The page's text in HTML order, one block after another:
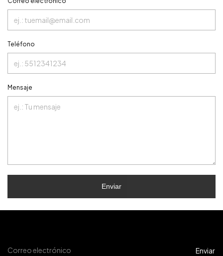
Teléfono
Mensaje
Enviar